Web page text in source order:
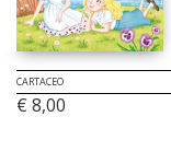
CARTACEO
€ 8,00